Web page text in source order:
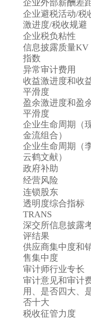
企业外部薪酬差
企业避税活动/税
激进度/税收规避
企业税负粘性
信息披露质量KV
指数
异常审计费用
收益激进度和收
平滑度
盈余激进度和盈
平滑度
企业生命周期（
金流组合）
企业生命周期（
云鹤文献）
政府补助
经营风险
连锁股东
透明度综合指标
TRANS
深交所信息披露
评结果
供应商集中度和
售集中度
审计师行业专长
审计意见和审计
用、是否四大、
否十大
税收征管力度